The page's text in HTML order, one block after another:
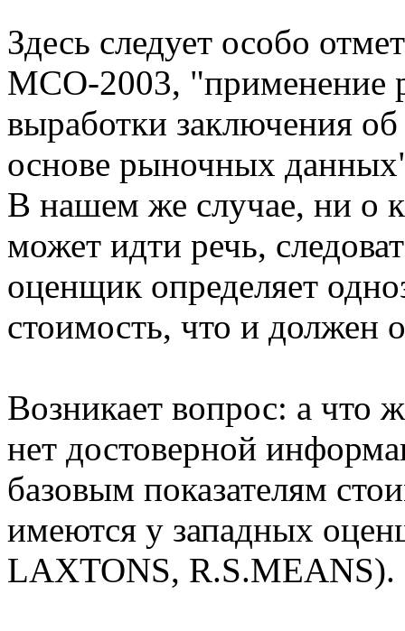
Здесь следует особо
МСО-2003, "применение
выработки заключения
основе рыночных
В нашем же случае, ни о
может идти речь,
оценщик определяет
стоимость, что и должен
Возникает вопрос: а что
нет достоверной
базовым показателям
имеются у западных
LAXTONS, R.S.MEANS).